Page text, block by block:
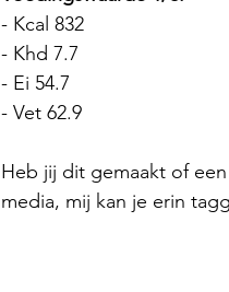
- Kcal 832
- Khd 7.7
- Ei 54.7
- Vet 62.9
Heb jij dit gemaakt of
media, mij kan je erin